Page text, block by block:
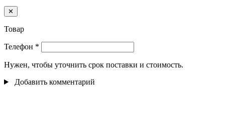
✕
Товар
Телефон *
Нужен, чтобы уточнить срок поставки и стоимость.
Добавить комментарий